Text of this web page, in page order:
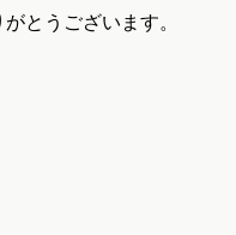
とうございます。